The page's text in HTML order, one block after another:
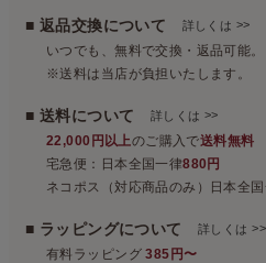
■ 返品交換について 詳しくは >>
いつでも、無料で交換・返品可能。
※送料は当店が負担いたします。
■ 送料について 詳しくは >>
22,000円以上のご購入で送料無料
宅急便：日本全国一律880円
ネコポス（対応商品のみ）日本全
■ ラッピングについて詳しくは>>
有料ラッピング385円〜